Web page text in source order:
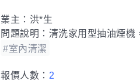
業主： 洪*生
問題說明： 清洗家用型抽油煙機
#室內清潔
報價人數： 2